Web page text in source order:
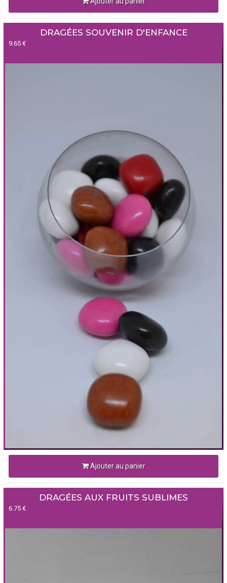
DRAGÉES SOUVENIR D'ENFANCE
9.65 €
Ajouter au panier
DRAGÉES AUX FRUITS SUBLIMES
6.75 €